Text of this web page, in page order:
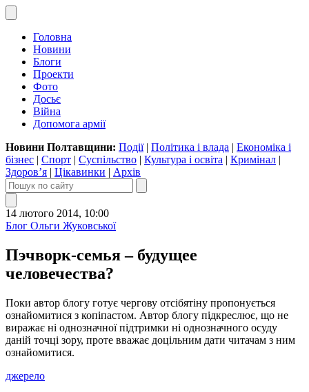
Головна
Новини
Блоги
Проекти
Фото
Досьє
Війна
Допомога армії
Новини Полтавщини: Події| Політика і влада | Економіка і
бізнес | Спорт | Суспільство | Культура і освіта | Кримінал |
Здоров’я | Цікавинки | Архів
14 лютого 2014, 10:00
Блог Ольги Жуковської
Пэчворк-семья – будущее
человечества?
Поки автор блогу готує чергову отсібятіну пропонується
ознайомитися з копіпастом. Автор блогу підкреслює, що не
виражає ні однозначної підтримки ні однозначного осуду
даній точці зору, проте вважає доцільним дати читачам з ним
ознайомитися.
джерело